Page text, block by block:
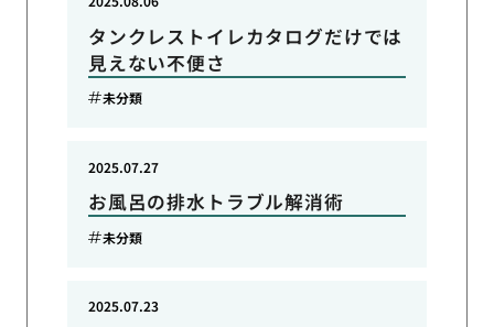
タンクレストイレカタログだけでは
見えない不便さ
未分類
お風呂の排水トラブル解消術
2025.07.27
未分類
2025.07.23